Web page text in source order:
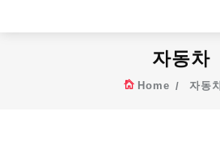
자동차
Home 자동